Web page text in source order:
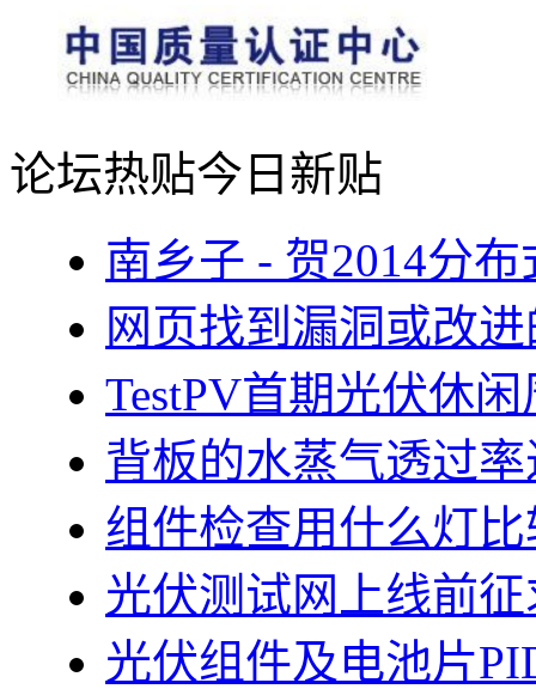
论坛热贴今日新贴
南乡子 - 贺2014分
网页找到漏洞或改
TestPV首期光伏休
背板的水蒸气透过
组件检查用什么灯
光伏测试网上线前
光伏组件及电池片